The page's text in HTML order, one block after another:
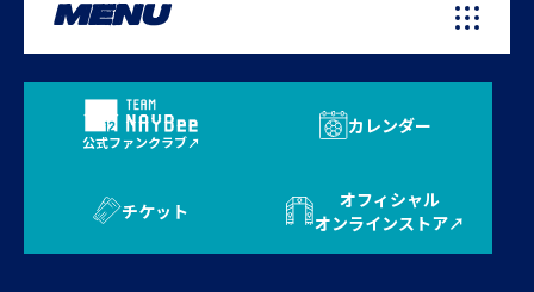
MENU
公式ファンクラブ
カレンダー
チケット
オフィシャル
オンラインストア